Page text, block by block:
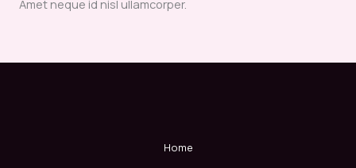
Amet neque id nisl ullamcorper.
Home